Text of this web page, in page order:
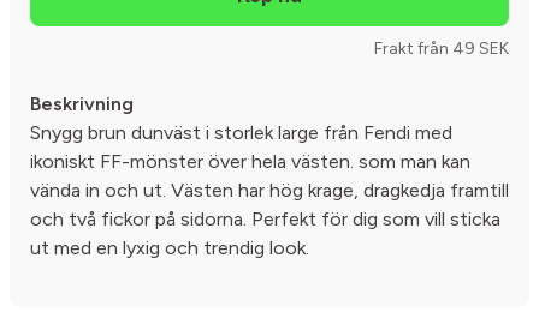
Frakt från 49 SEK
Beskrivning
Snygg brun dunväst i storlek large från Fendi med
ikoniskt FF-mönster över hela västen. som man kan
vända in och ut. Västen har hög krage, dragkedja framtill
och två fickor på sidorna. Perfekt för dig som vill sticka
ut med en lyxig och trendig look.